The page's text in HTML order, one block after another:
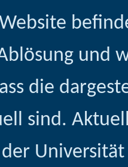
und
die
sind.